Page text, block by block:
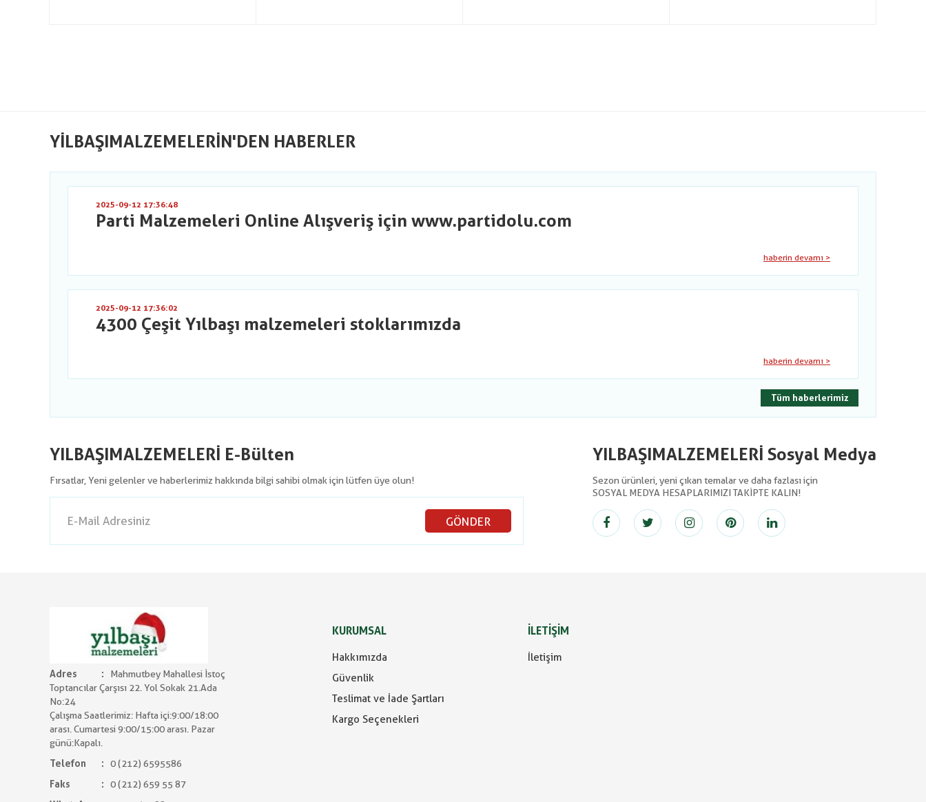
YILBAŞIMALZEMELERIN'DEN HABERLER
2025-09-12 17:36:48
Parti Malzemeleri Online Alışveriş için www.partidolu.com
haberin devamı >
2025-09-12 17:36:02
4300 Çeşit Yılbaşı malzemeleri stoklarımızda
haberin devamı >
Tüm haberlerimiz
YILBAŞIMALZEMELERİ E-Bülten
Fırsatlar, Yeni gelenler ve haberlerimiz hakkında bilgi sahibi olmak için lütfen üye olun!
GÖNDER
YILBAŞIMALZEMELERİ Sosyal Medya
Sezon ürünleri, yeni çıkan temalar ve daha fazlası için
SOSYAL MEDYA HESAPLARIMIZI TAKİPTE KALIN!
Adres
Mahmutbey Mahallesi İstoç
Toptancılar Çarşısı 22. Yol Sokak 21.Ada
No:24
Çalışma Saatlerimiz: Hafta içi:9:00/18:00
arası. Cumartesi 9:00/15:00 arası. Pazar
günü:Kapalı.
Telefon
0 (212) 6595586
Faks
0 (212) 659 55 87
KURUMSAL
Hakkımızda
Güvenlik
Teslimat ve İade Şartları
Kargo Seçenekleri
İLETİŞİM
İletişim